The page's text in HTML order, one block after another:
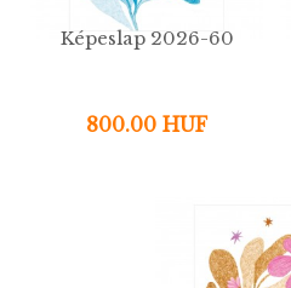
Képeslap 2026-60
800.00 HUF